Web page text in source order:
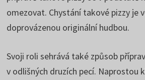
omezovat. Chystání takové pizzy je
doprovázenou originální hudbou.
Svoji roli sehrává také způsob
v odlišných druzích pecí. Naprostou